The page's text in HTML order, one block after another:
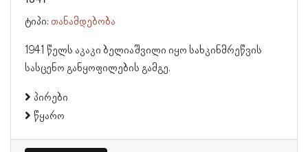
ტიპი: თანამდებობა
1941 წელს აკაკი ბელიაშვილი იყო სახკინმრეწვის
სასცენო განყოფილების გამგე.
პირები
წყარო